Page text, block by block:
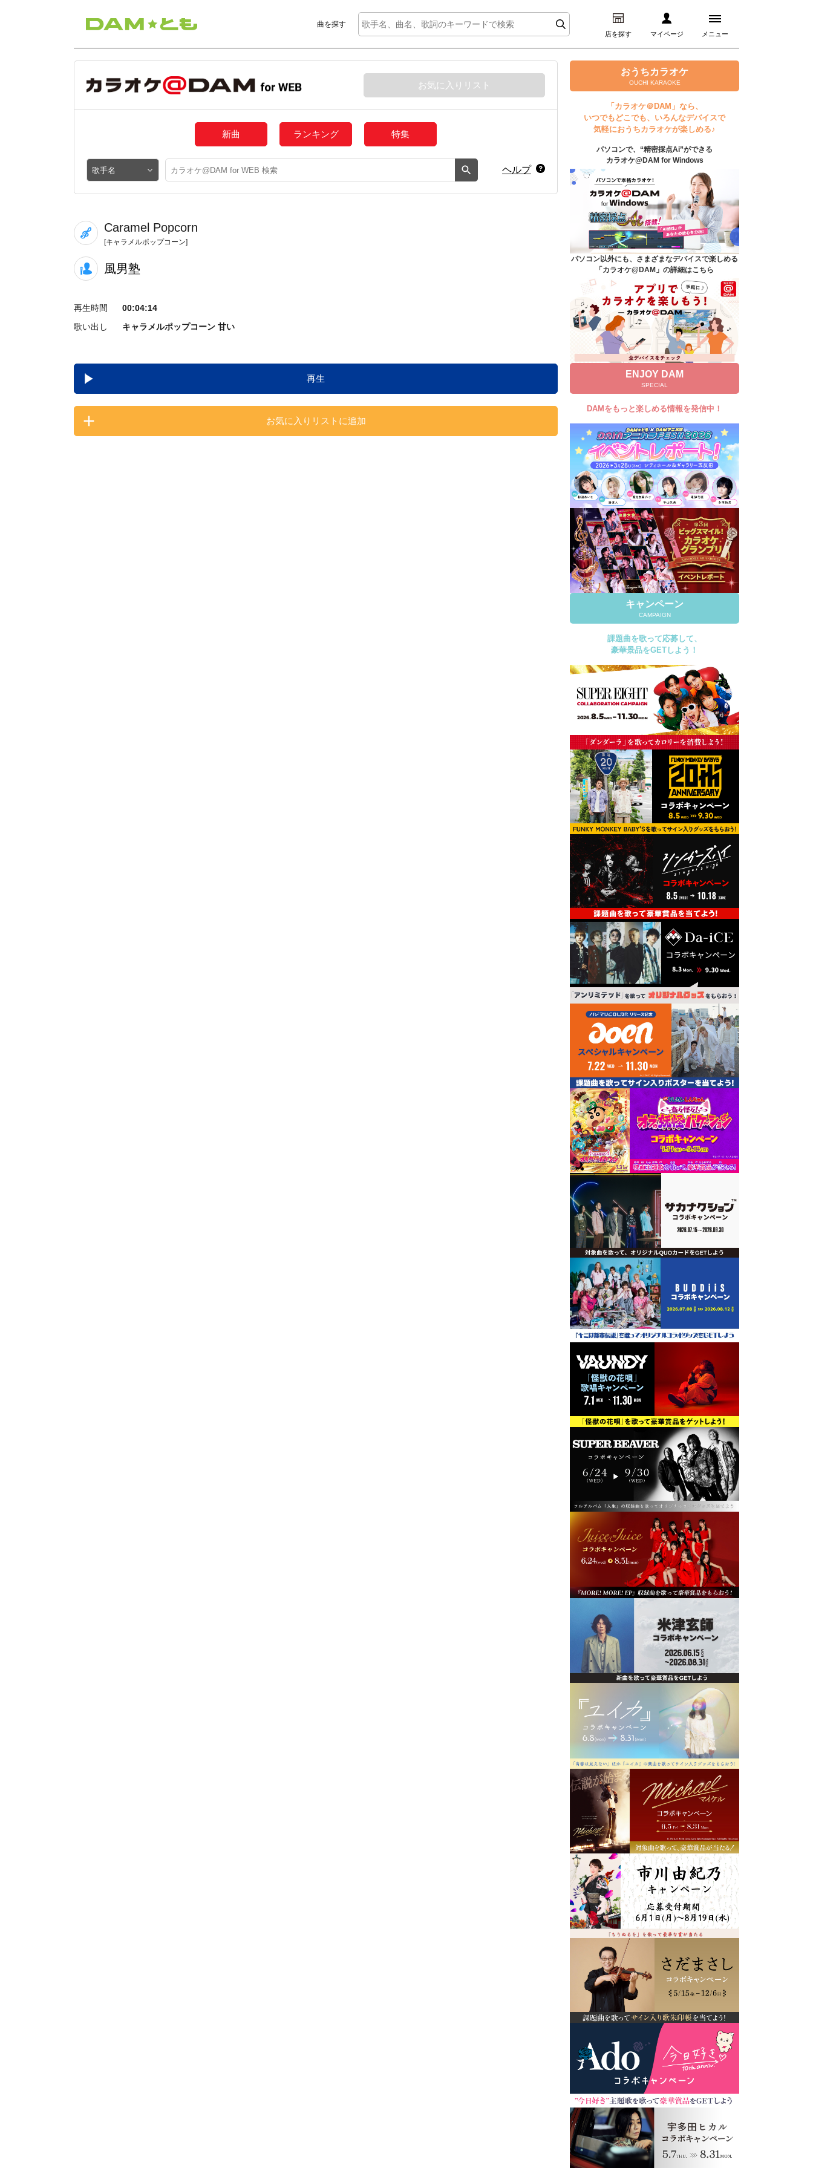
曲を探す
店を探す マイページ メニュー
ログイン
マイページ
プレミアムサービス
DAM★とも動画
DAM★とも録音
カラオケ＠DAM
ユーザー検索
キャンペーン
よくあるご質問
DAMの新曲・ランキングなど
カラオケ最新情報をチェック！
自宅でカラオケ歌い放題！
家族や友達と一緒に！練習にも！
お気に入りリスト
新曲 ランキング 特集
ヘルプ
Caramel Popcorn
[キャラメルポップコーン]
風男塾
再生時間
00:04:14
歌い出し
キャラメルポップコーン 甘い
再生
お気に入りリストに追加
おうちカラオケ
OUCHI KARAOKE
「カラオケ＠DAM」なら、
いつでもどこでも、いろんなデバイスで
気軽におうちカラオケが楽しめる♪
パソコンで、“精密採点Ai”ができる
カラオケ@DAM for Windows
パソコン以外にも、さまざまなデバイスで楽しめる
「カラオケ@DAM」の詳細はこちら
ENJOY DAM
SPECIAL
DAMをもっと楽しめる情報を発信中！
キャンペーン
CAMPAIGN
課題曲を歌って応募して、
豪華景品をGETしよう！